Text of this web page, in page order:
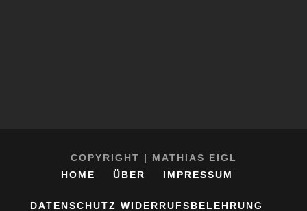
COPYRIGHT | MATHIAS EIGL
HOME
ÜBER IMPRESSUM
DATENSCHUTZ WIDERRUFSBELEHRUNG